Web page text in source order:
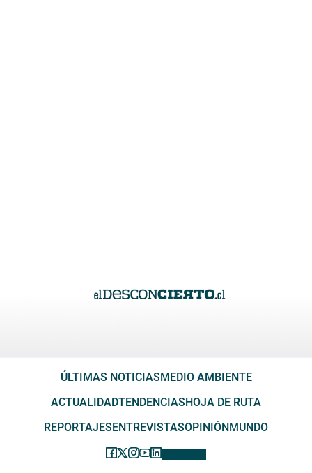
ÚLTIMAS NOTICIASMEDIO AMBIENTE
ACTUALIDADTENDENCIASHOJA DE RUTA
REPORTAJESENTREVISTASOPINIÓNMUNDO